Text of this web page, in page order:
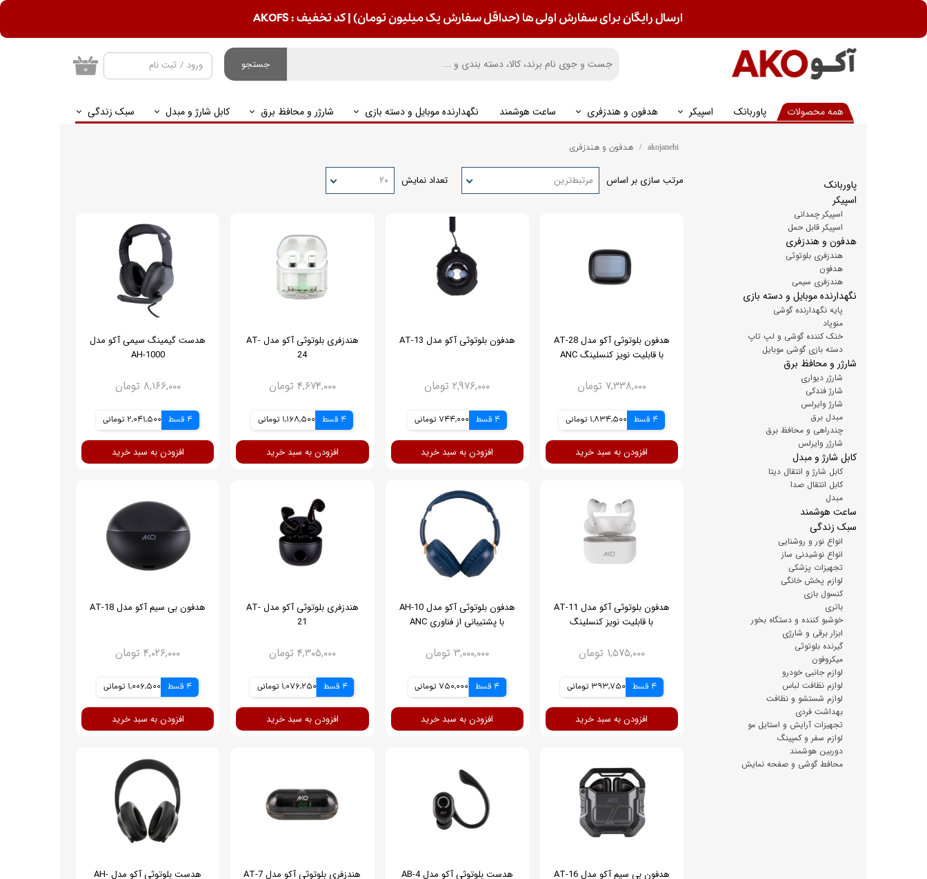
جستجو
همه محصولات پاوربانک اسپیکر هدفون و هندزفری ساعت هوشمند نگهدارنده موبایل و دسته بازی شارژر و محافظ برق کابل شارژ و مبدل سبک زندگی
ورود / ثبت نام
تغییر گذر واژه
۰
ارسال رایگان برای سفارش اولی ها (حداقل سفارش یک میلیون تومان) | کد تخفیف : AKOFS
akojanebi هدفون و هندزفری
مرتب سازی بر اساس مرتبط‌ترین تعداد نمایش ۲۰
هدفون بلوتوثی آکو مدل AT-28
با قابلیت نویز کنسلینگ ANC
۷,۳۳۸,۰۰۰ تومان
4 قسط 1,834,500 تومانی
افزودن به سبد خرید
هدفون بلوتوثی آکو مدل AT-13
۲,۹۷۶,۰۰۰ تومان
4 قسط 744,000 تومانی
افزودن به سبد خرید
هندزفری بلوتوثی آکو مدل AT-
24
۴,۶۷۴,۰۰۰ تومان
4 قسط 1,168,500 تومانی
افزودن به سبد خرید
هدست گیمینگ سیمی آکو مدل
AH-1000
۸,۱۶۶,۰۰۰ تومان
4 قسط 2,041,500 تومانی
افزودن به سبد خرید
هدفون بلوتوثی آکو مدل AT-11
با قابلیت نویز کنسلینگ
۱,۵۷۵,۰۰۰ تومان
4 قسط 393,750 تومانی
افزودن به سبد خرید
هدفون بلوتوثی آکو مدل AH-10
با پشتیبانی از فناوری ANC
۳,۰۰۰,۰۰۰ تومان
4 قسط 750,000 تومانی
افزودن به سبد خرید
هندزفری بلوتوثی آکو مدل AT-
21
۴,۳۰۵,۰۰۰ تومان
4 قسط 1,076,250 تومانی
افزودن به سبد خرید
هدفون بی سیم آکو مدل AT-18
۴,۰۲۶,۰۰۰ تومان
4 قسط 1,006,500 تومانی
افزودن به سبد خرید
هدفون بی سیم آکو مدل AT-16 هدست بلوتوثی آکو مدل AB-4 هندزفری بلوتوثی آکو مدل AT-7
هدست بلوتوثی آکو مدل AH-
پاوربانک
اسپیکر
اسپیکر چمدانی
اسپیکر قابل حمل
هدفون و هندزفری
هندزفری بلوتوثی
هدفون
هندزفری سیمی
نگهدارنده موبایل و دسته بازی
پایه نگهدارنده گوشی
منوپاد
خنک کننده گوشی و لپ تاپ
دسته بازی گوشی موبایل
شارژر و محافظ برق
شارژر دیواری
شارژ فندکی
شارژ وایرلس
مبدل برق
چندراهی و محافظ برق
شارژر وایرلس
کابل شارژ و مبدل
کابل شارژ و انتقال دیتا
کابل انتقال صدا
مبدل
ساعت هوشمند
سبک زندگی
انواع نور و روشنایی
انواع نوشیدنی ساز
تجهیزات پزشکی
لوازم پخش خانگی
کنسول بازی
باتری
خوشبو کننده و دستگاه بخور
ابزار برقی و شارژی
گیرنده بلوتوثی
میکروفون
لوازم جانبی خودرو
لوازم نظافت لباس
لوازم شستشو و نظافت
بهداشت فردی
تجهیزات آرایش و استایل مو
لوازم سفر و کمپینگ
دوربین هوشمند
محافط گوشی و صفحه نمایش